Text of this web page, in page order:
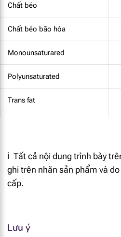
Chất béo
Chất béo bão hòa
Monounsaturared
Polyunsaturated
Trans fat
EPA
ℹ️ Tất cả nội dung trình bày
ghi trên nhãn sản phẩm và
cấp.
Lưu ý